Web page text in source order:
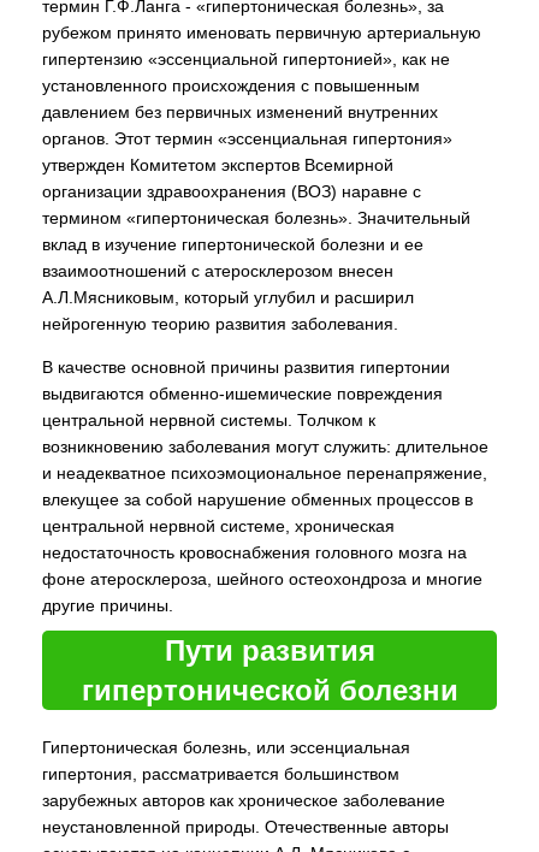
термин Г.Ф.Ланга - «гипертоническая болезнь», за
рубежом принято именовать первичную артериальную
гипертензию «эссенциальной гипертонией», как не
установленного происхождения с повышенным
давлением без первичных изменений внутренних
органов. Этот термин «эссенциальная гипертония»
утвержден Комитетом экспертов Всемирной
организации здравоохранения (ВОЗ) наравне с
термином «гипертоническая болезнь». Значительный
вклад в изучение гипертонической болезни и ее
взаимоотношений с атеросклерозом внесен
А.Л.Мясниковым, который углубил и расширил
нейрогенную теорию развития заболевания.
В качестве основной причины развития гипертонии
выдвигаются обменно-ишемические повреждения
центральной нервной системы. Толчком к
возникновению заболевания могут служить: длительное
и неадекватное психоэмоциональное перенапряжение,
влекущее за собой нарушение обменных процессов в
центральной нервной системе, хроническая
недостаточность кровоснабжения головного мозга на
фоне атеросклероза, шейного остеохондроза и многие
другие причины.
Пути развития
гипертонической болезни
Гипертоническая болезнь, или эссенциальная
гипертония, рассматривается большинством
зарубежных авторов как хроническое заболевание
неустановленной природы. Отечественные авторы